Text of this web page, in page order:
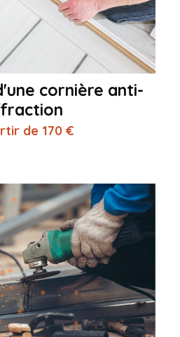
cornière anti-
de 170 €